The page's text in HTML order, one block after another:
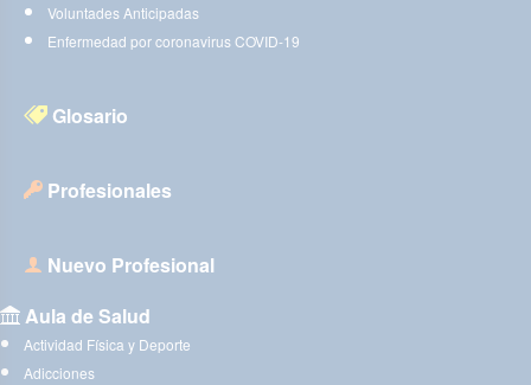
Voluntades Anticipadas
Enfermedad por coronavirus COVID-19
Glosario
Profesionales
Nuevo Profesional
Aula de Salud
Actividad Física y Deporte
Adicciones